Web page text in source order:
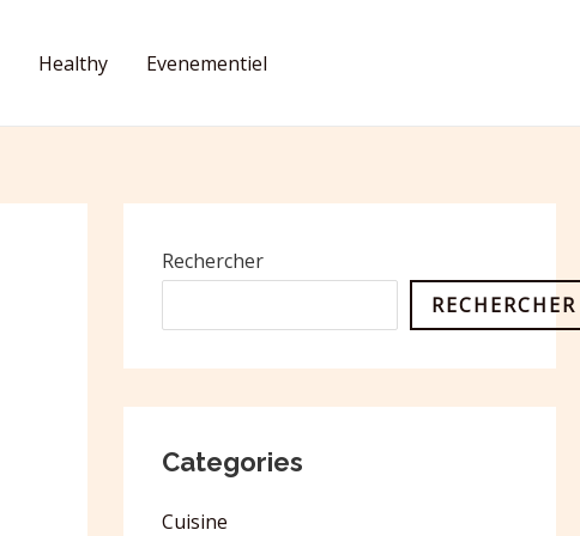
Healthy Evenementiel
Rechercher
RECHERCHER
Categories
Cuisine